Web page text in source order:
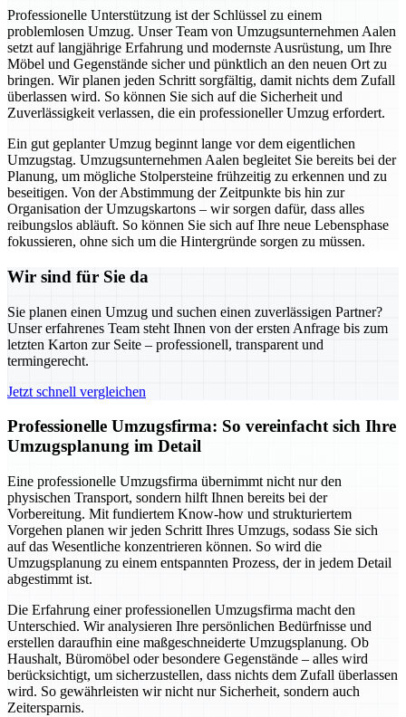
Professionelle Unterstützung ist der Schlüssel zu einem
problemlosen Umzug. Unser Team von Umzugsunternehmen Aalen
setzt auf langjährige Erfahrung und modernste Ausrüstung, um Ihre
Möbel und Gegenstände sicher und pünktlich an den neuen Ort zu
bringen. Wir planen jeden Schritt sorgfältig, damit nichts dem Zufall
überlassen wird. So können Sie sich auf die Sicherheit und
Zuverlässigkeit verlassen, die ein professioneller Umzug erfordert.
Ein gut geplanter Umzug beginnt lange vor dem eigentlichen
Umzugstag. Umzugsunternehmen Aalen begleitet Sie bereits bei der
Planung, um mögliche Stolpersteine frühzeitig zu erkennen und zu
beseitigen. Von der Abstimmung der Zeitpunkte bis hin zur
Organisation der Umzugskartons – wir sorgen dafür, dass alles
reibungslos abläuft. So können Sie sich auf Ihre neue Lebensphase
fokussieren, ohne sich um die Hintergründe sorgen zu müssen.
Wir sind für Sie da
Sie planen einen Umzug und suchen einen zuverlässigen Partner?
Unser erfahrenes Team steht Ihnen von der ersten Anfrage bis zum
letzten Karton zur Seite – professionell, transparent und
termingerecht.
Jetzt schnell vergleichen
Professionelle Umzugsfirma: So vereinfacht sich Ihre
Umzugsplanung im Detail
Eine professionelle Umzugsfirma übernimmt nicht nur den
physischen Transport, sondern hilft Ihnen bereits bei der
Vorbereitung. Mit fundiertem Know-how und strukturiertem
Vorgehen planen wir jeden Schritt Ihres Umzugs, sodass Sie sich
auf das Wesentliche konzentrieren können. So wird die
Umzugsplanung zu einem entspannten Prozess, der in jedem Detail
abgestimmt ist.
Die Erfahrung einer professionellen Umzugsfirma macht den
Unterschied. Wir analysieren Ihre persönlichen Bedürfnisse und
erstellen daraufhin eine maßgeschneiderte Umzugsplanung. Ob
Haushalt, Büromöbel oder besondere Gegenstände – alles wird
berücksichtigt, um sicherzustellen, dass nichts dem Zufall überlassen
wird. So gewährleisten wir nicht nur Sicherheit, sondern auch
Zeitersparnis.